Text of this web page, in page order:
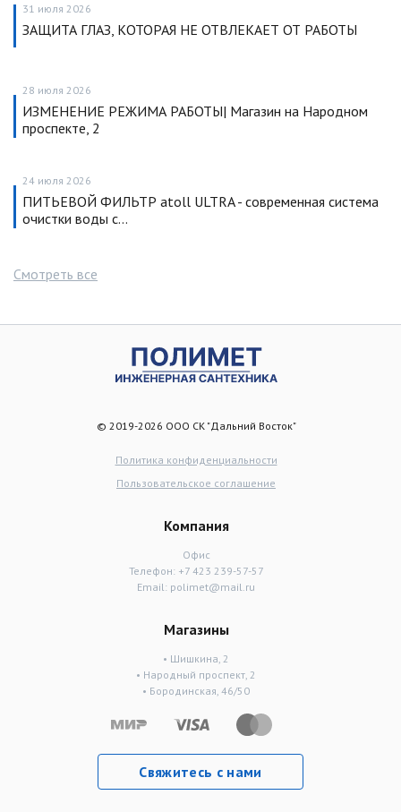
31 июля 2026
ЗАЩИТА ГЛАЗ, КОТОРАЯ НЕ ОТВЛЕКАЕТ ОТ РАБОТЫ
28 июля 2026
ИЗМЕНЕНИЕ РЕЖИМА РАБОТЫ| Магазин на Народном
проспекте, 2
24 июля 2026
ПИТЬЕВОЙ ФИЛЬТР atoll ULTRA - современная система
очистки воды с…
Смотреть все
© 2019-2026 ООО СК "Дальний Восток"
Политика конфиденциальности
Пользовательское соглашение
Компания
Офис
Телефон: +7 423 239-57-57
Email: polimet@mail.ru
Магазины
• Шишкина, 2
• Народный проспект, 2
• Бородинская, 46/50
Свяжитесь с нами